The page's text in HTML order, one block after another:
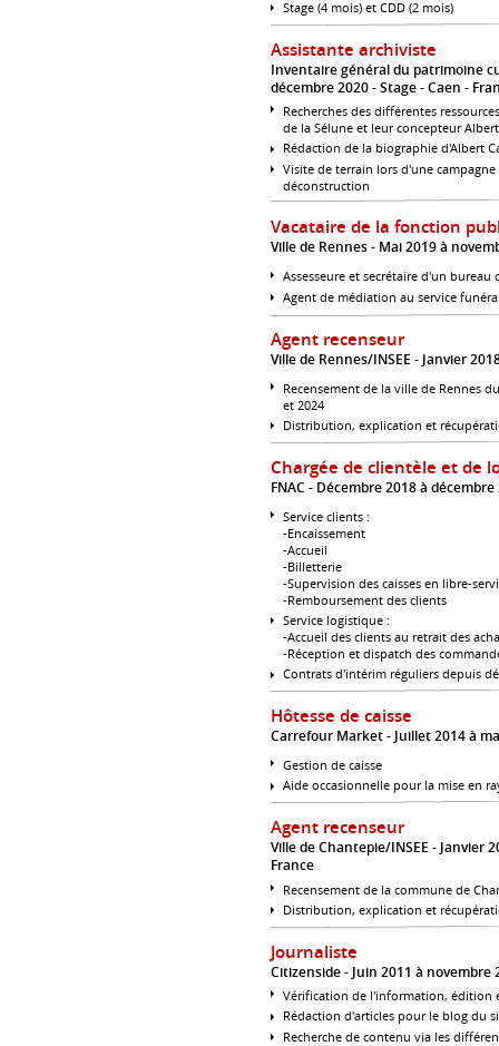
Stage (4 mois) et CDD (2 mois)
Assistante archiviste
Inventaire général du patrimoine
décembre 2020 Stage Caen
Recherches des différentes
de la Sélune et leur concepteur
Rédaction de la biographie d'Albert
Visite de terrain lors d'une
déconstruction
Vacataire de la fonction
Ville de Rennes Mai 2019 à
Assesseure et secrétaire d'un
Agent de médiation au service
Agent recenseur
Ville de Rennes/INSEE Janvier
Recensement de la ville de Rennes
et 2024
Distribution, explication et
Chargée de clientèle et de
FNAC Décembre 2018 à
Service clients :
-Encaissement
-Accueil
-Billetterie
-Supervision des caisses en libre-
-Remboursement des clients
Service logistique :
-Accueil des clients au retrait des
-Réception et dispatch des
Contrats d'intérim réguliers depuis
Hôtesse de caisse
Carrefour Market Juillet 2014 à
Gestion de caisse
Aide occasionnelle pour la mise en
Agent recenseur
Ville de Chantepie/INSEE
Janvier
France
Recensement de la commune de
Distribution, explication et
Journaliste
Citizenside Juin 2011 à novembre
Vérification de l'information, édition
Rédaction d'articles pour le blog du
Recherche de contenu via les